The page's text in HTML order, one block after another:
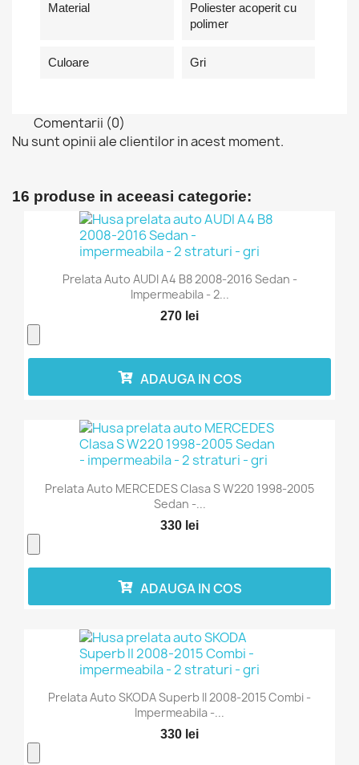
Material
Poliester acoperit cu
polimer
Culoare Gri
Comentarii (0)
Nu sunt opinii ale clientilor in acest moment.
16 produse in aceeasi categorie:
Prelata Auto AUDI A4 B8 2008-2016 Sedan -
Impermeabila - 2...
270 lei
ADAUGA IN COS
Prelata Auto MERCEDES Clasa S W220 1998-2005
Sedan -...
330 lei
ADAUGA IN COS
Prelata Auto SKODA Superb II 2008-2015 Combi -
Impermeabila -...
330 lei